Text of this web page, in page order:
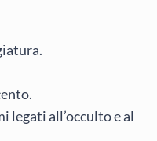
legati all’occulto e al